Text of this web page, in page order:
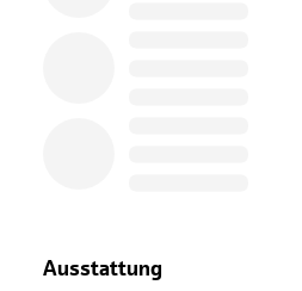
Ausstattung